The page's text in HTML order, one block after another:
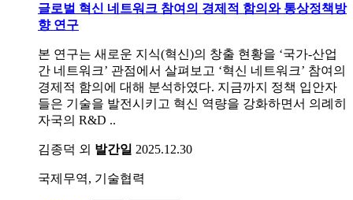
글로벌 혁신 네트워크 참여의 경제적 함의와 통상정책방
향 연구
본 연구는 새로운 지식(혁신)의 창출 현황을 ‘국가-산업
간 네트워크’ 관점에서 살펴보고 ‘혁신 네트워크’ 참여의
경제적 함의에 대해 분석하였다. 지금까지 정책 입안자
들은 기술을 발전시키고 혁신 역량을 강화하면서 의례히
자국의 R&D ..
김종덕 외 발간일 2025.12.30
국제무역, 기술협력